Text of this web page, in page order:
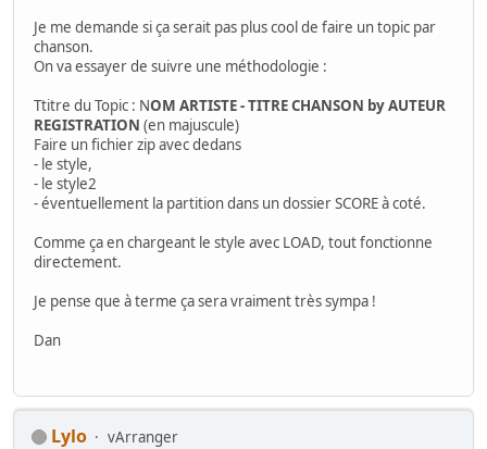
Je me demande si ça serait pas plus cool de faire un topic par
chanson.
On va essayer de suivre une méthodologie :
Ttitre du Topic : NOM ARTISTE - TITRE CHANSON by AUTEUR
REGISTRATION (en majuscule)
Faire un fichier zip avec dedans
- le style,
- le style2
- éventuellement la partition dans un dossier SCORE à coté.
Comme ça en chargeant le style avec LOAD, tout fonctionne
directement.
Je pense que à terme ça sera vraiment très sympa !
Dan
Lylo
vArranger